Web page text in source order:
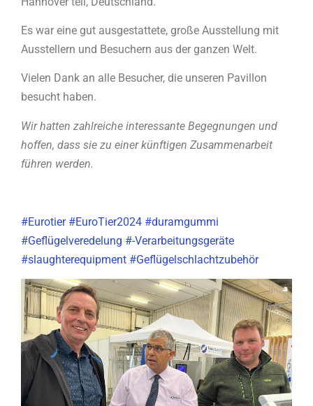
Es war eine gut ausgestattete, große Ausstellung mit
Ausstellern und Besuchern aus der ganzen Welt.
Vielen Dank an alle Besucher, die unseren Pavillon
besucht haben.
Wir hatten zahlreiche interessante Begegnungen und
hoffen, dass sie zu einer künftigen Zusammenarbeit
führen werden.
#Eurotier #EuroTier2024 #duramgummi
#Geflügelveredelung #-Verarbeitungsgeräte
#slaughterequipment #Geflügelschlachtzubehör